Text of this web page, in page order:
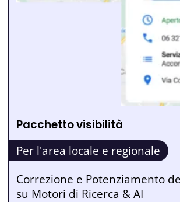
Pacchetto visibilità
Per l'area locale e regionale
Correzione e Potenziamento
su Motori di Ricerca & AI